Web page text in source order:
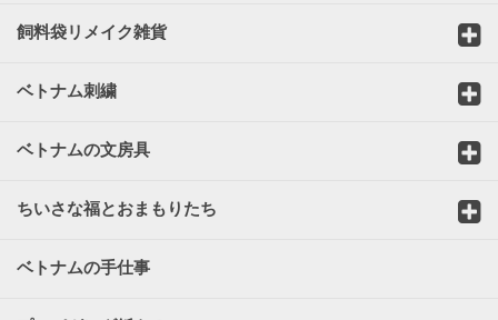
飼料袋リメイク雑貨
ベトナム刺繍
ベトナムの文房具
ちいさな福とおまもりたち
ベトナムの手仕事